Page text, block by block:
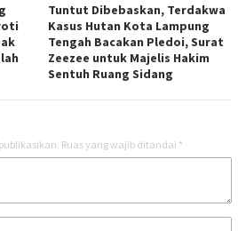
Tuntut Dibebaskan, Terdakwa
Kasus Hutan Kota Lampung
Tengah Bacakan Pledoi, Surat
Zeezee untuk Majelis Hakim
Sentuh Ruang Sidang
Ruas yang wajib ditandai *